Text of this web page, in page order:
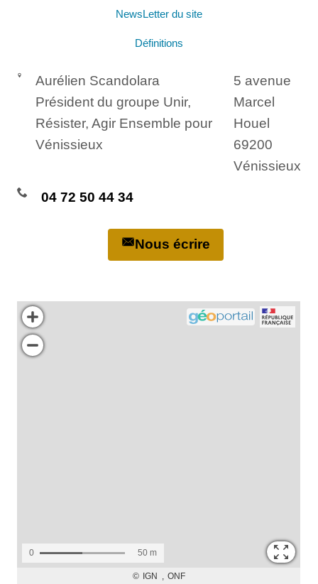
NewsLetter du site
Définitions
Aurélien Scandolara
Président du groupe Unir,
Résister, Agir Ensemble pour
Vénissieux
5 avenue
Marcel
Houel
69200
Vénissieux
04 72 50 44 34
Nous écrire